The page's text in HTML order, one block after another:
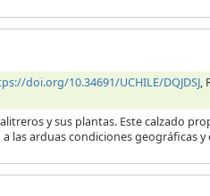
doi.org/10.34691/UCHILE/DQJDSJ,
y sus plantas. Este calzado
las arduas condiciones geográficas